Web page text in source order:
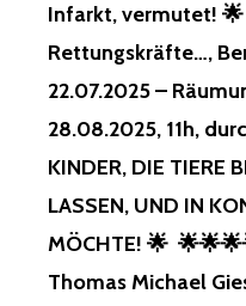
Infarkt, vermutet!
Rettungskräfte…,
22.07.2025 –
28.08.2025, 11h,
KINDER, DIE TIERE
LASSEN, UND IN
MÖCHTE! 🌟
Thomas Michael